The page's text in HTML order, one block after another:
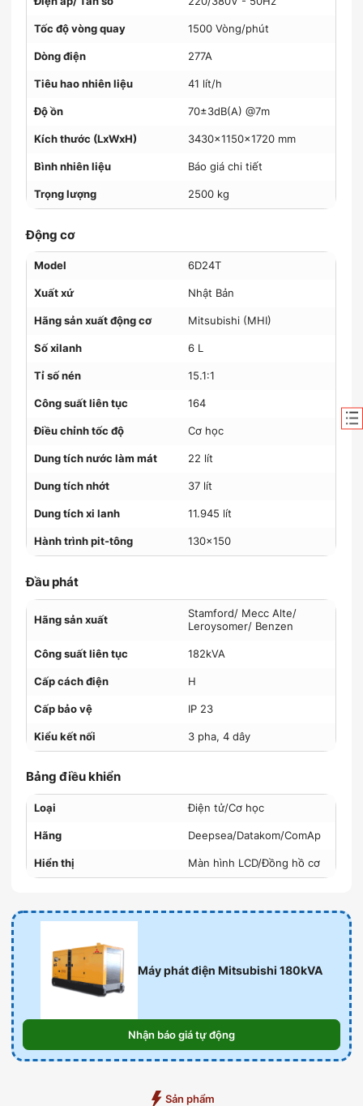
Tốc độ vòng quay 1500 Vòng/phút
Dòng điện 277A
Tiêu hao nhiên liệu 41 lít/h
Độ ồn 70±3dB(A) @7m
Kích thước (LxWxH) 3430x1150x1720 mm
Bình nhiên liệu Báo giá chi tiết
Trọng lượng 2500 kg
Động cơ
Model 6D24T
Xuất xứ Nhật Bản
Hãng sản xuất động cơ Mitsubishi (MHI)
Số xilanh 6 L
Tỉ số nén 15.1:1
Công suất liên tục 164
Điều chỉnh tốc độ Cơ học
Dung tích nước làm mát 22 lít
Dung tích nhớt 37 lít
Dung tích xi lanh 11.945 lít
Hành trình pit-tông 130×150
Đầu phát
Hãng sản xuất
Stamford/ Mecc Alte/
Leroysomer/ Benzen
Công suất liên tục 182kVA
Cấp cách điện H
Cấp bảo vệ IP 23
Kiểu kết nối 3 pha, 4 dây
Bảng điều khiển
Loại Điện tử/Cơ học
Hãng Deepsea/Datakom/ComAp
Hiển thị Màn hình LCD/Đồng hồ cơ
Máy phát điện Mitsubishi 180kVA
Nhận báo giá tự động
Sản phẩm